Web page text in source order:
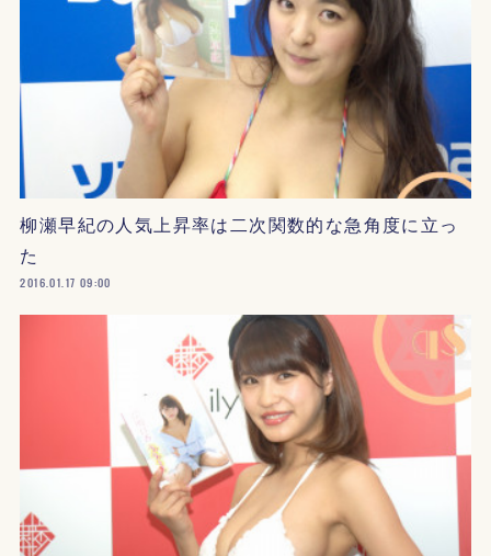
柳瀬早紀の人気上昇率は二次関数的な急角度に立っ
た
2016.01.17 09:00